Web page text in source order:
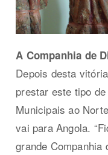
A Companhia de
Depois desta
prestar este tipo
Municipais ao
vai para Angola.
grande Companhia